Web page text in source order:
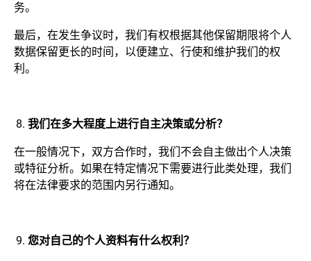
务。
最后，在发生争议时，我们有权根据其他保留期限将个人
数据保留更长的时间，以便建立、行使和维护我们的权
利。
我们在多大程度上进行自主决策或分析？
在一般情况下，双方合作时，我们不会自主做出个人决策
或特征分析。如果在特定情况下需要进行此类处理，我们
将在法律要求的范围内另行通知。
您对自己的个人资料有什么权利？